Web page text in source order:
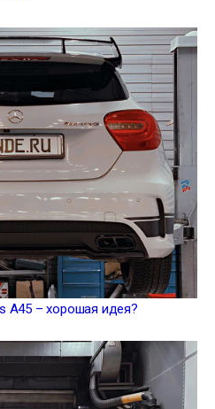
A45 – хорошая идея?